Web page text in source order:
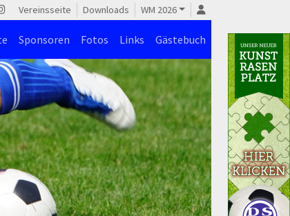
Vereinsseite Downloads WM 2026
Sponsoren Fotos Links Gästebuch